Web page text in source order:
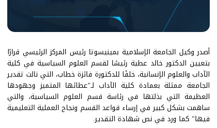
أصدر وكيل الجامعة الإسلامية بمينيسوتا رئيس المركز الرئيسي قرارًا
بتعيين الدكتور خالد عطية رئيسًا لقسم العلوم السياسية في كلية
الآداب والعلوم الإنسانية، خلفًا للدكتورة فائزة خطاب، التي نالت تقدير
الجامعة ممثلة بعمادة كلية الآداب لـ"عطائها المتميز وجهودها
العظيمة التي بذلتها في رئاسة قسم العلوم السياسية، والتي
ساهمت بشكل كبير في إرساء قواعد القسم ونجاح العملية التعليمية
فيها" كما ورد في نص شهادة التقدير.